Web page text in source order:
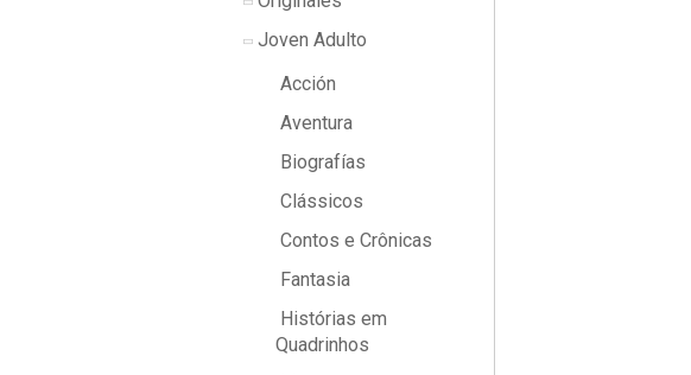
Joven Adulto
Acción
Aventura
Biografías
Clássicos
Contos e Crônicas
Fantasia
Histórias em
Quadrinhos